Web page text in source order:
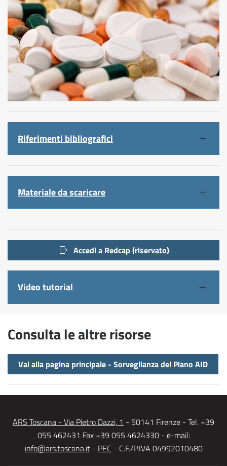
Riferimenti bibliografici
Materiale da scaricare
Accedi a Redcap (riservato)
Video tutorial
Consulta le altre risorse
Vai alla pagina principale - Sorveglianza del Piano AID
ARS Toscana - Via Pietro Dazzi, 1 - 50141 Firenze - Tel. +39
055 462431 Fax +39 055 4624330 - e-mail:
info@ars.toscana.it- PEC - C.F./P.IVA 04992010480